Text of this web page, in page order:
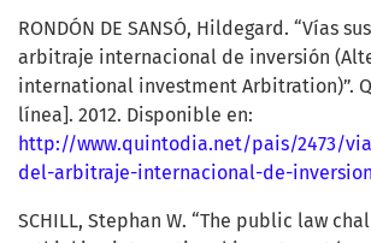
RONDÓN DE SANSÓ, Hildegard. “Vías
arbitraje internacional de inversión
international investment Arbitration)”.
línea]. 2012. Disponible en:
http://www.quintodia.net/pais/2473/
del-arbitraje-internacional-de-inversion
SCHILL, Stephan W. “The public law